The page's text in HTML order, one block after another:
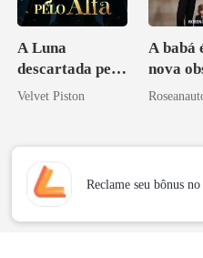
A Luna
descartada pelo
Alfa
Velvet Piston
A babá
nova
do CEO
Reclame seu bônus